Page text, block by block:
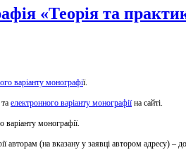
«Теорія та
варіанту монографії.
та електронного варіанту монографіїна сайті.
монографії.
авторам (на вказану у заявці автором адресу) –